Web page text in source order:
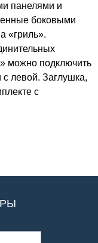
панелями и
боковыми
«гриль».
можно подключить
с левой. Заглушка,
с